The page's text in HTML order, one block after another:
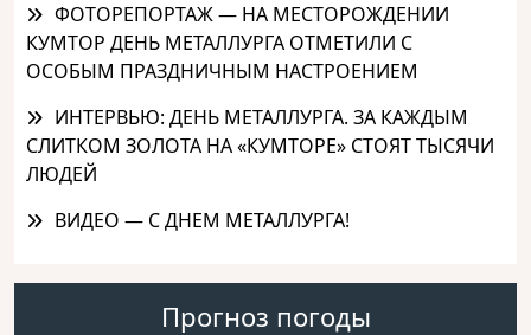
ФОТОРЕПОРТАЖ — НА МЕСТОРОЖДЕНИИ
КУМТОР ДЕНЬ МЕТАЛЛУРГА ОТМЕТИЛИ С
ОСОБЫМ ПРАЗДНИЧНЫМ НАСТРОЕНИЕМ
ИНТЕРВЬЮ: ДЕНЬ МЕТАЛЛУРГА. ЗА КАЖДЫМ
СЛИТКОМ ЗОЛОТА НА «КУМТОРЕ» СТОЯТ ТЫСЯЧИ
ЛЮДЕЙ
ВИДЕО — С ДНЕМ МЕТАЛЛУРГА!
Прогноз погоды